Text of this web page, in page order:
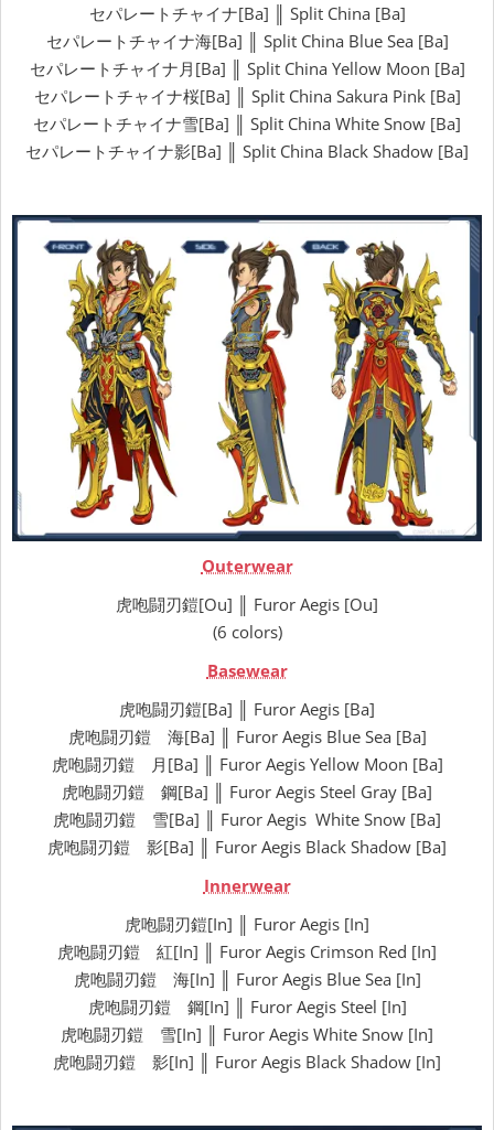
セパレートチャイナ[Ba] ║ Split China [Ba]
セパレートチャイナ海[Ba] ║ Split China Blue Sea [Ba]
セパレートチャイナ月[Ba] ║ Split China Yellow Moon [Ba]
セパレートチャイナ桜[Ba] ║ Split China Sakura Pink [Ba]
セパレートチャイナ雪[Ba] ║ Split China White Snow [Ba]
セパレートチャイナ影[Ba] ║ Split China Black Shadow [Ba]
Outerwear
虎咆闘刃鎧[Ou] ║ Furor Aegis [Ou]
(6 colors)
Basewear
虎咆闘刃鎧[Ba] ║ Furor Aegis [Ba]
虎咆闘刃鎧 海[Ba] ║ Furor Aegis Blue Sea [Ba]
虎咆闘刃鎧 月[Ba] ║ Furor Aegis Yellow Moon [Ba]
虎咆闘刃鎧 鋼[Ba] ║ Furor Aegis Steel Gray [Ba]
虎咆闘刃鎧 雪[Ba] ║ Furor Aegis White Snow [Ba]
虎咆闘刃鎧 影[Ba] ║ Furor Aegis Black Shadow [Ba]
Innerwear
虎咆闘刃鎧[In] ║ Furor Aegis [In]
虎咆闘刃鎧 紅[In] ║ Furor Aegis Crimson Red [In]
虎咆闘刃鎧 海[In] ║ Furor Aegis Blue Sea [In]
虎咆闘刃鎧 鋼[In] ║ Furor Aegis Steel [In]
虎咆闘刃鎧 雪[In] ║ Furor Aegis White Snow [In]
虎咆闘刃鎧 影[In] ║ Furor Aegis Black Shadow [In]